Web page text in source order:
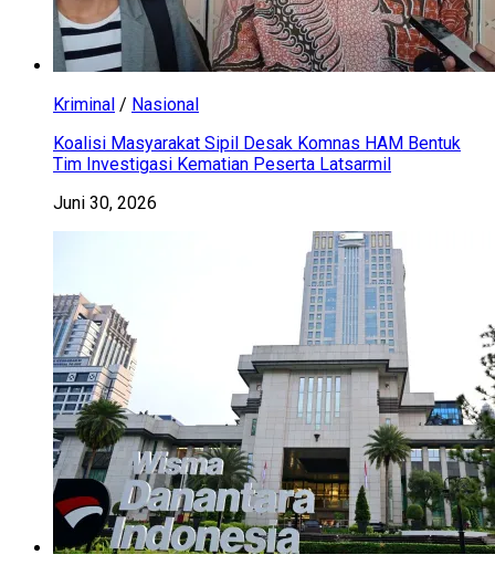
Kriminal / Nasional
Koalisi Masyarakat Sipil Desak Komnas HAM Bentuk
Tim Investigasi Kematian Peserta Latsarmil
Juni 30, 2026